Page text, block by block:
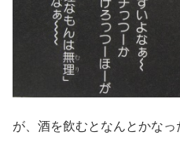
が、酒を飲むとなんとかなっ